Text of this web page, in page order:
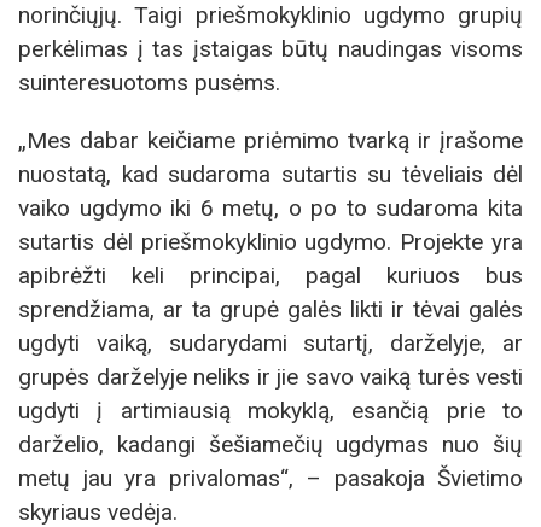
norinčiųjų. Taigi priešmokyklinio ugdymo grupių
perkėlimas į tas įstaigas būtų naudingas visoms
suinteresuotoms pusėms.
„Mes dabar keičiame priėmimo tvarką ir įrašome
nuostatą, kad sudaroma sutartis su tėveliais dėl
vaiko ugdymo iki 6 metų, o po to sudaroma kita
sutartis dėl priešmokyklinio ugdymo. Projekte yra
apibrėžti keli principai, pagal kuriuos bus
sprendžiama, ar ta grupė galės likti ir tėvai galės
ugdyti vaiką, sudarydami sutartį, darželyje, ar
grupės darželyje neliks ir jie savo vaiką turės vesti
ugdyti į artimiausią mokyklą, esančią prie to
darželio, kadangi šešiamečių ugdymas nuo šių
metų jau yra privalomas“, – pasakoja Švietimo
skyriaus vedėja.